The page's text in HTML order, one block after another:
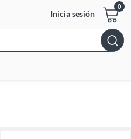
Inicia sesión
Bar